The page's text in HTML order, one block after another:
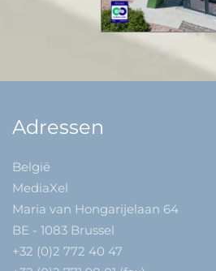
Adressen
België
MediaXel
Maria van Hongarijelaan 64
BE - 1083 Brussel
+32 (0)2 772 40 47